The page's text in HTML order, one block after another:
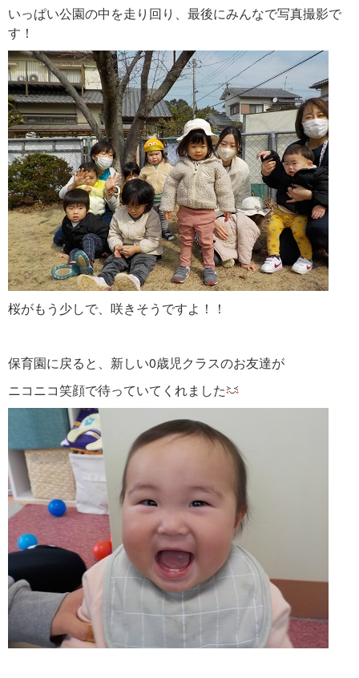
いっぱい公園の中を走り回り、最後にみんなで写真撮影で
す！
桜がもう少しで、咲きそうですよ！！
保育園に戻ると、新しい0歳児クラスのお友達が
ニコニコ笑顔で待っていてくれました